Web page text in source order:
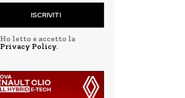
ISCRIVITI
Ho letto e accetto la
Privacy Policy.